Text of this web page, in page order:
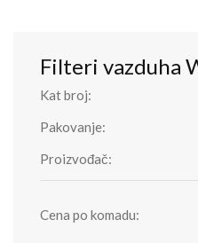
Filteri vazduha
Kat broj:
Pakovanje:
Proizvođač:
Cena po komadu: